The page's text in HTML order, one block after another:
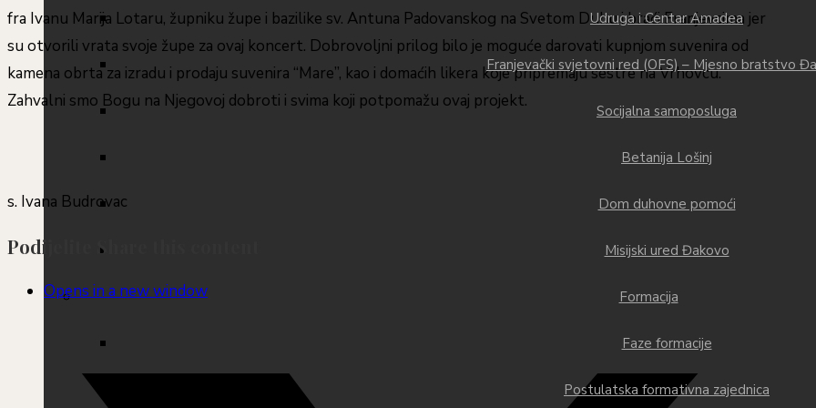
Udruga i Centar Amadea
Franjevački svjetovni red (OFS) – Mjesno bratstvo
Socijalna samoposluga
Betanija Lošinj
Dom duhovne pomoći
Misijski ured Đakovo
Formacija
Faze formacije
Postulatska formativna zajednica
fra Ivanu Marija Lotaru, župniku župe i bazilike sv. Antuna Padovanskog na Svetom Duhu i braći Franjevcima jer
su otvorili vrata svoje župe za ovaj koncert. Dobrovoljni prilog bilo je moguće darovati kupnjom suvenira od
kamena obrta za izradu i prodaju suvenira “Mare”, kao i domaćih likera koje pripremaju sestre na Vrhovcu.
Zahvalni smo Bogu na Njegovoj dobroti i svima koji potpomažu ovaj projekt.
s. Ivana Budrovac
Podijelite Share this content
Opens in a new window